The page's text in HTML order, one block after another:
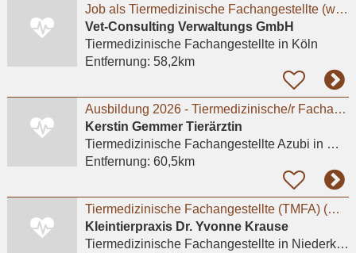
Job als Tiermedizinische Fachangestellte (w/m/d) für Kleintiere in Köln-Süd
Vet-Consulting Verwaltungs GmbH
Tiermedizinische Fachangestelltein Köln
Entfernung: 58,2km
Ausbildung 2026 - Tiermedizinische/r Fachangestellte/r (w/m/d).
Kerstin Gemmer Tierärztin
Tiermedizinische Fachangestellte Azubi in Meerbusch, Büderich
Entfernung: 60,5km
Tiermedizinische Fachangestellte (TMFA) (m/w/d) in Voll- oder Teilzeit gesucht
Kleintierpraxis Dr. Yvonne Krause
Tiermedizinische Fachangestelltein Niederkassel